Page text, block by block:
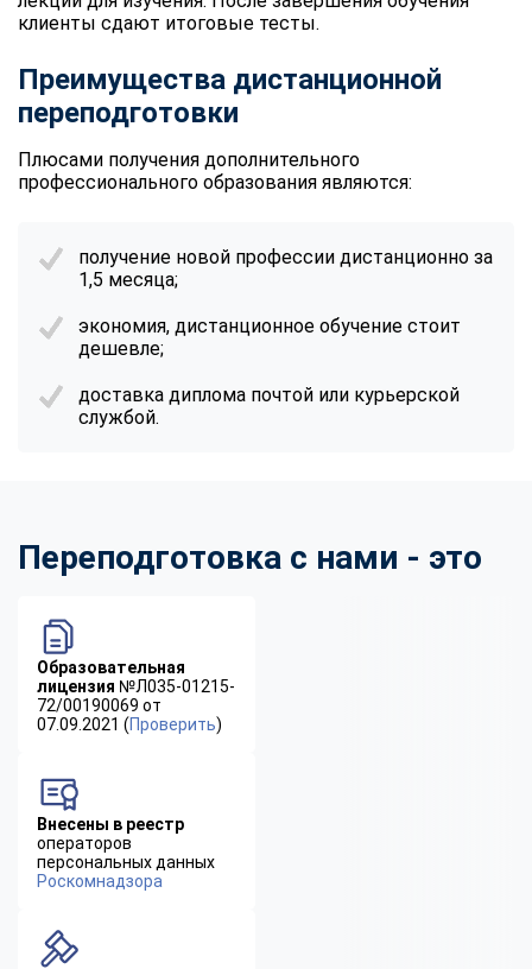
клиенты сдают итоговые тесты.
Преимущества дистанционной
переподготовки
Плюсами получения дополнительного
профессионального образования являются:
получение новой профессии дистанционно за
1,5 месяца;
экономия, дистанционное обучение стоит
дешевле;
доставка диплома почтой или курьерской
службой.
Переподготовка с нами - это
Образовательная
лицензия №Л035-01215-
72/00190069 от
07.09.2021 (Проверить)
Внесены в реестр
операторов
персональных данных
Роскомнадзора